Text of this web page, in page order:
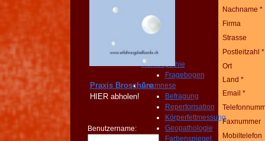
PRAXIS
Homöopathie
Diagnose
PRAXIS
Homöopathie
Fragebogen
Anamnese
Befragung
Repertorisation
Körperfettmessung
Geopathologie
Farbenspiegel
Praxis Broschüre
HIER abholen!
Benutzername:
Nachname *
Firma
Strasse
Postleitzahl *
Ort
Land *
Email *
Faxnummer
Mobiltelefon